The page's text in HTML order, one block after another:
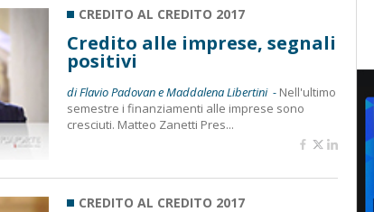
CREDITO AL CREDITO 2017
Credito alle imprese, segnali
positivi
di Flavio Padovan e Maddalena Libertini - Nell'ultimo
semestre i finanziamenti alle imprese sono
cresciuti. Matteo Zanetti Pres...
CREDITO AL CREDITO 2017